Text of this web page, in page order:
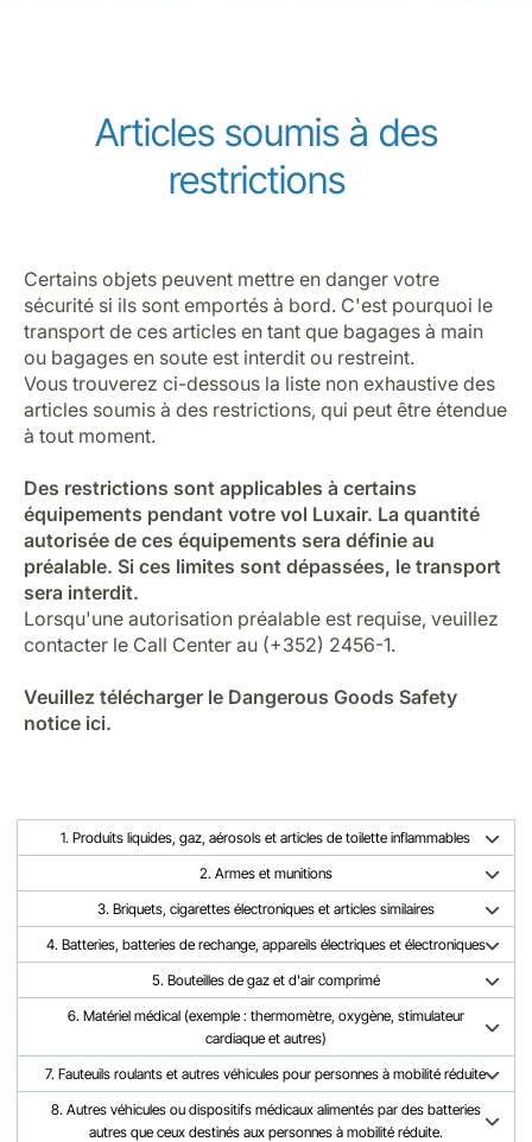
Articles soumis à des
restrictions
Certains objets peuvent mettre en danger votre
sécurité si ils sont emportés à bord. C'est pourquoi le
transport de ces articles en tant que bagages à main
ou bagages en soute est interdit ou restreint.
Vous trouverez ci-dessous la liste non exhaustive des
articles soumis à des restrictions, qui peut être étendue
à tout moment.
Des restrictions sont applicables à certains
équipements pendant votre vol Luxair. La quantité
autorisée de ces équipements sera définie au
préalable. Si ces limites sont dépassées, le transport
sera interdit.
Lorsqu'une autorisation préalable est requise, veuillez
contacter le Call Center au (+352) 2456-1.
Veuillez télécharger le Dangerous Goods Safety
notice ici.
1. Produits liquides, gaz, aérosols et articles de toilette inflammables
2. Armes et munitions
3. Briquets, cigarettes électroniques et articles similaires
4. Batteries, batteries de rechange, appareils électriques et électroniques
5. Bouteilles de gaz et d'air comprimé
6. Matériel médical (exemple : thermomètre, oxygène, stimulateur
cardiaque et autres)
7. Fauteuils roulants et autres véhicules pour personnes à mobilité réduite
8. Autres véhicules ou dispositifs médicaux alimentés par des batteries
autres que ceux destinés aux personnes à mobilité réduite.